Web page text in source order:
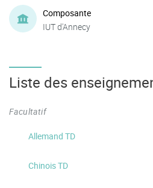
Composante
IUT d'Annecy
Liste des
Facultatif
Allemand TD
Chinois TD